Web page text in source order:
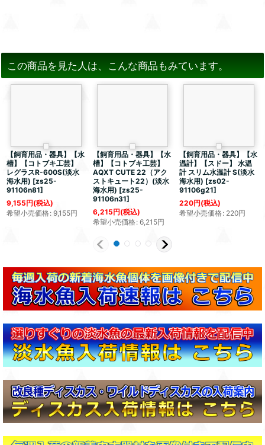
この商品を見た人は、こんな商品もみています。
【飼育用品・器具】【水
槽】【コトブキ工芸】
レグラスR-600S(淡水
海水用) [zs25-
91106n81]
9,155円(税込)
希望小売価格: 9,155円
【飼育用品・器具】【水
槽】【コトブキ工芸】
AQXT CUTE 22（アク
ストキュート22）(淡水
海水用) [zs25-
91106n31]
6,215円(税込)
希望小売価格: 6,215円
【飼育用品・器具】【水
温計】【スドー】 水温
計 スリム水温計 S(淡水
海水用) [zs02-
91106g21]
220円(税込)
希望小売価格: 220円